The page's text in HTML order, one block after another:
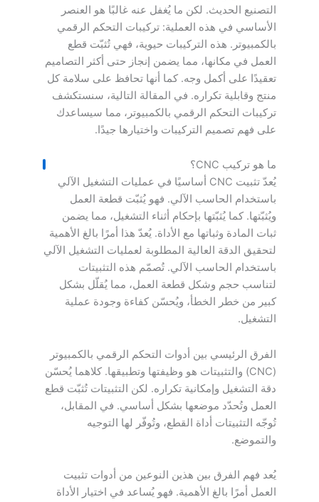
التصنيع الحديث. لكن ما يُغفل عنه غالبًا هو العنصر
الأساسي في هذه العملية: تركيبات التحكم الرقمي
بالكمبيوتر. هذه التركيبات حيوية، فهي تُثبّت قطع
العمل في مكانها، مما يضمن إنجاز حتى أكثر التصاميم
تعقيدًا على أكمل وجه. كما أنها تحافظ على سلامة كل
منتج وقابلية تكراره. في المقالة التالية، سنستكشف
تركيبات التحكم الرقمي بالكمبيوتر، مما سيساعدك
على فهم تصميم التركيبات واختيارها جيدًا.
ما هو تركيب CNC؟
يُعدّ تثبيت CNC أساسيًا في عمليات التشغيل الآلي
باستخدام الحاسب الآلي. فهو يُثبّت قطعة العمل
ويُثبّتها. كما يُثبّتها بإحكام أثناء التشغيل، مما يضمن
ثبات المادة وثباتها مع الأداة. يُعدّ هذا أمرًا بالغ الأهمية
لتحقيق الدقة العالية المطلوبة لعمليات التشغيل الآلي
باستخدام الحاسب الآلي. تُصمّم هذه التثبيتات
لتناسب حجم وشكل قطعة العمل، مما يُقلّل بشكل
كبير من خطر الخطأ، ويُحسّن كفاءة وجودة عملية
التشغيل.
الفرق الرئيسي بين أدوات التحكم الرقمي بالكمبيوتر
(CNC) والتثبيتات هو وظيفتها وتطبيقها. كلاهما يُحسّن
دقة التشغيل وإمكانية تكراره. لكن التثبيتات تُثبّت قطع
العمل وتُحدّد موضعها بشكل أساسي. في المقابل،
تُوجّه التثبيتات أداة القطع، وتُوفّر لها التوجيه
والتموضع.
يُعد فهم الفرق بين هذين النوعين من أدوات تثبيت
العمل أمرًا بالغ الأهمية. فهو يُساعد في اختيار الأداة